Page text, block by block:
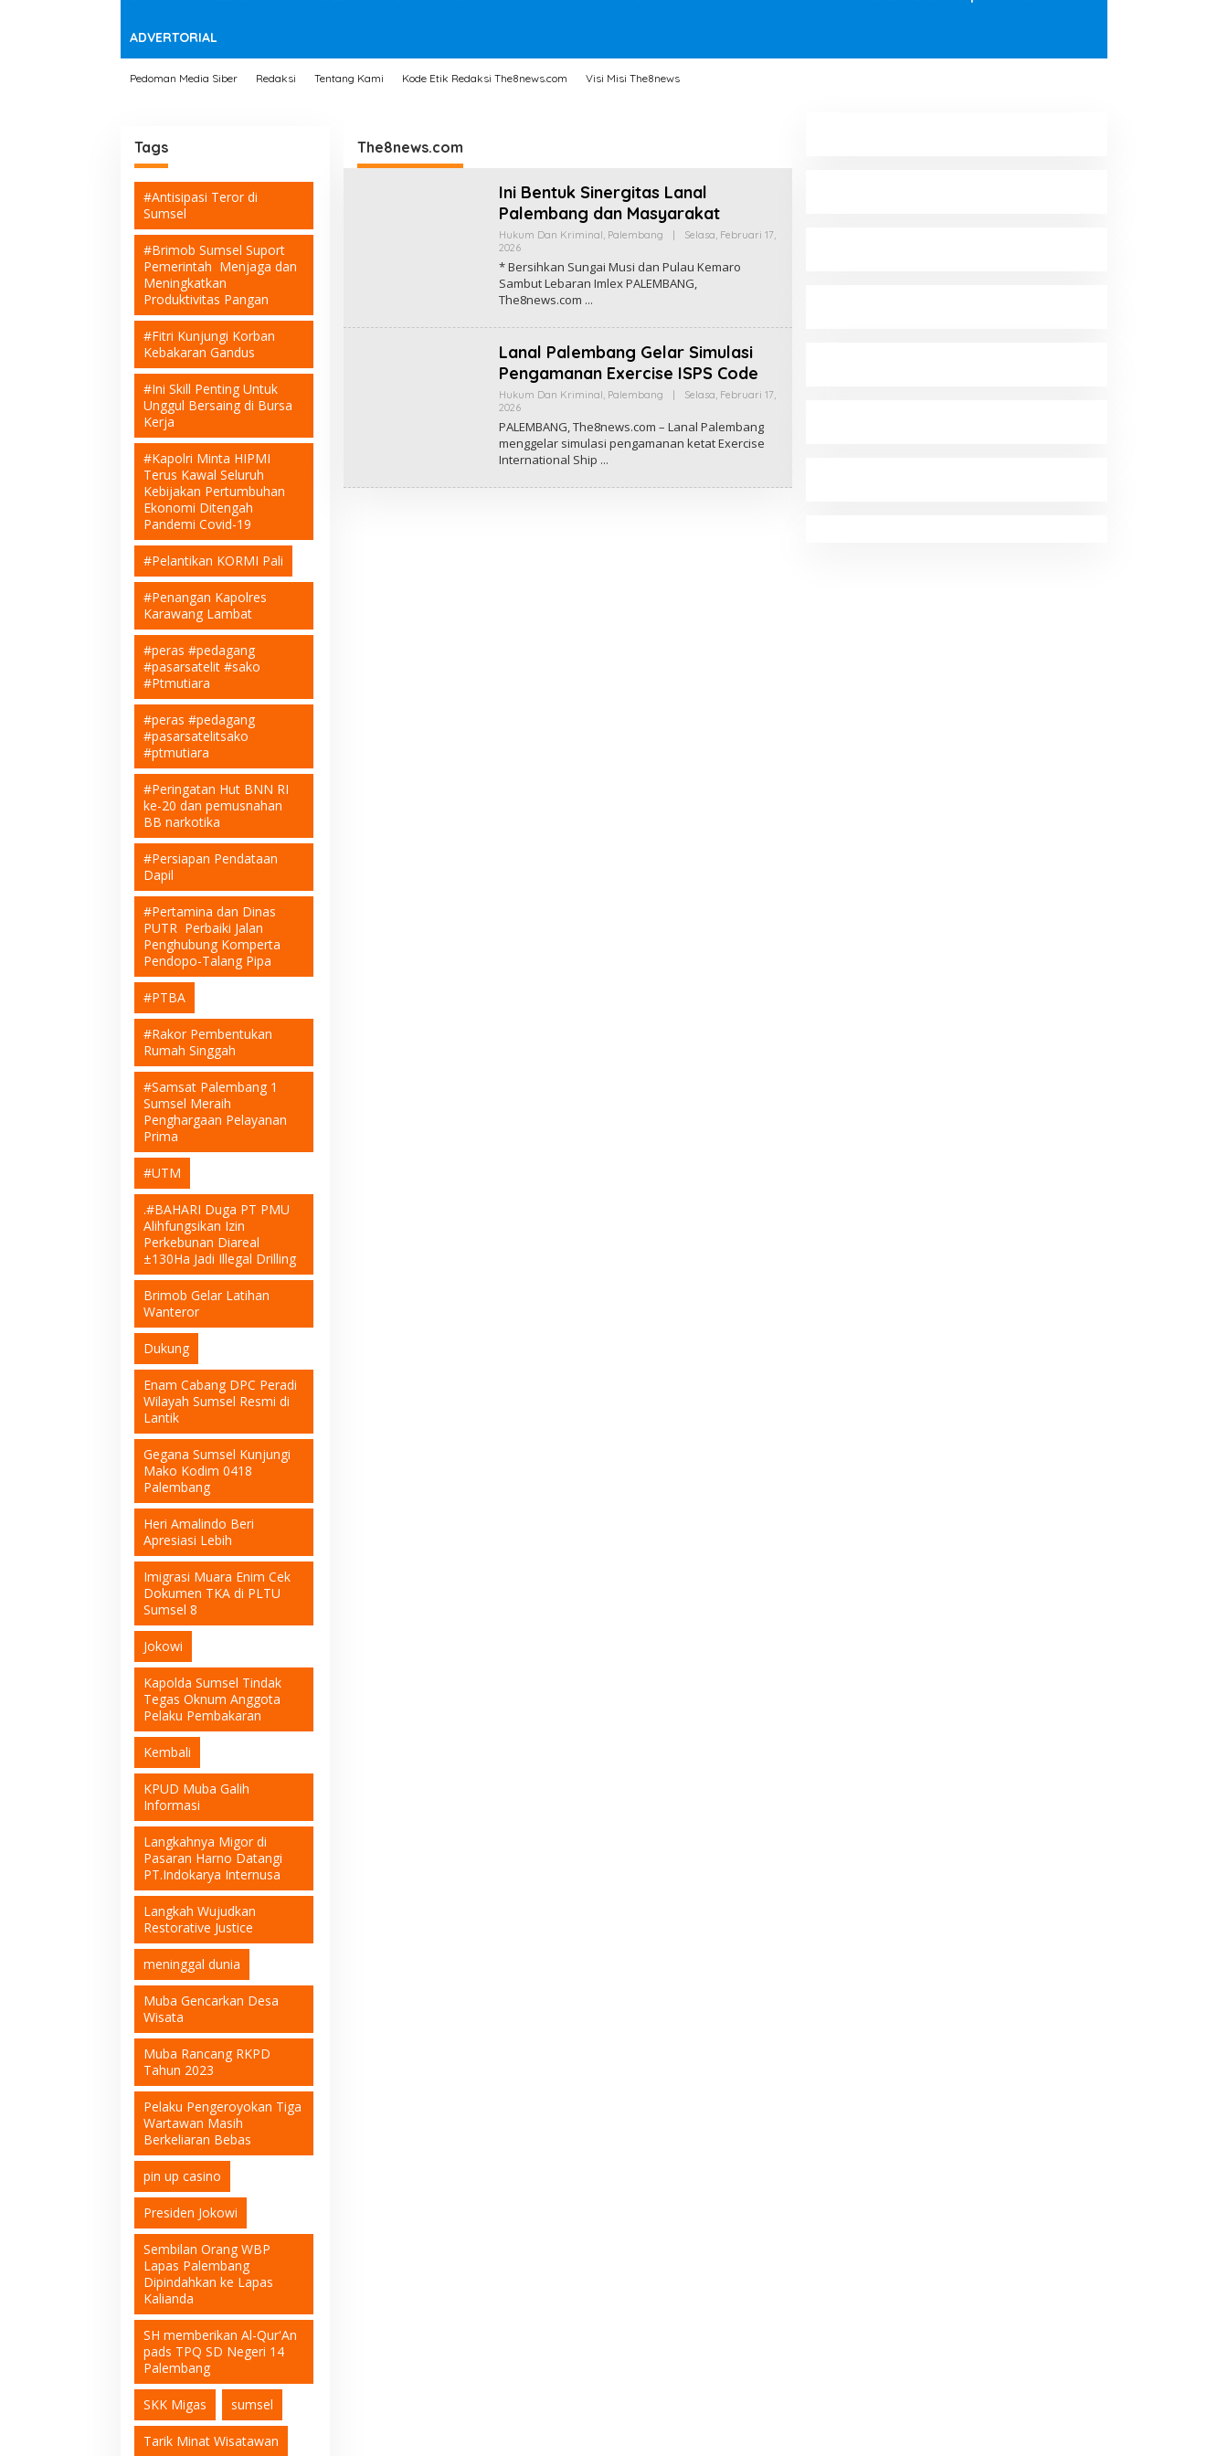
ADVERTORIAL
Pedoman Media Siber Redaksi Tentang Kami Kode Etik Redaksi The8news.com Visi Misi The8news
Tags
#Antisipasi Teror di
Sumsel
#Brimob Sumsel Suport
Pemerintah Menjaga dan
Meningkatkan
Produktivitas Pangan
#Fitri Kunjungi Korban
Kebakaran Gandus
#Ini Skill Penting Untuk
Unggul Bersaing di Bursa
Kerja
#Kapolri Minta HIPMI
Terus Kawal Seluruh
Kebijakan Pertumbuhan
Ekonomi Ditengah
Pandemi Covid-19
#Pelantikan KORMI Pali
#Penangan Kapolres
Karawang Lambat
#peras #pedagang
#pasarsatelit #sako
#Ptmutiara
#peras #pedagang
#pasarsatelitsako
#ptmutiara
#Peringatan Hut BNN RI
ke-20 dan pemusnahan
BB narkotika
#Persiapan Pendataan
Dapil
#Pertamina dan Dinas
PUTR Perbaiki Jalan
Penghubung Komperta
Pendopo-Talang Pipa
#PTBA
#Rakor Pembentukan
Rumah Singgah
#Samsat Palembang 1
Sumsel Meraih
Penghargaan Pelayanan
Prima
#UTM
.#BAHARI Duga PT PMU
Alihfungsikan Izin
Perkebunan Diareal
±130Ha Jadi Illegal Drilling
Brimob Gelar Latihan
Wanteror
Dukung
Enam Cabang DPC Peradi
Wilayah Sumsel Resmi di
Lantik
Gegana Sumsel Kunjungi
Mako Kodim 0418
Palembang
Heri Amalindo Beri
Apresiasi Lebih
Imigrasi Muara Enim Cek
Dokumen TKA di PLTU
Sumsel 8
Jokowi
Kapolda Sumsel Tindak
Tegas Oknum Anggota
Pelaku Pembakaran
Kembali
KPUD Muba Galih
Informasi
Langkahnya Migor di
Pasaran Harno Datangi
PT.Indokarya Internusa
Langkah Wujudkan
Restorative Justice
meninggal dunia
Muba Gencarkan Desa
Wisata
Muba Rancang RKPD
Tahun 2023
Pelaku Pengeroyokan Tiga
Wartawan Masih
Berkeliaran Bebas
pin up casino
Presiden Jokowi
Sembilan Orang WBP
Lapas Palembang
Dipindahkan ke Lapas
Kalianda
SH memberikan Al-Qur'An
pads TPQ SD Negeri 14
Palembang
SKK Migas sumsel
Tarik Minat Wisatawan
The8news.com
Ini Bentuk Sinergitas Lanal
Palembang dan Masyarakat
Hukum Dan Kriminal, Palembang
Selasa, Februari 17,
2026O
E
H
R
D
K
I
H
E
8
N
E
W
* Bersihkan Sungai Musi dan Pulau Kemaro
Sambut Lebaran Imlex PALEMBANG,
The8news.com
Lanal Palembang Gelar Simulasi
Pengamanan Exercise ISPS Code
Hukum Dan Kriminal, Palembang
Selasa, Februari 17,
2026O
L
E
H
R
D
PALEMBANG, The8news.com – Lanal Palembang
menggelar simulasi pengamanan ketat Exercise
International Ship